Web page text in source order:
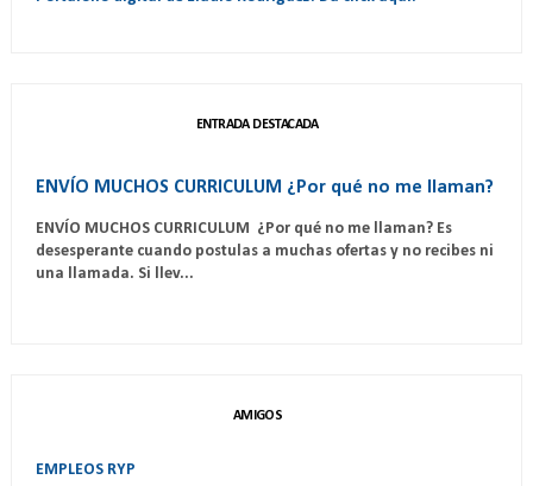
ENTRADA DESTACADA
ENVÍO MUCHOS CURRICULUM ¿Por qué no me llaman?
ENVÍO MUCHOS CURRICULUM ¿Por qué no me llaman? Es
desesperante cuando postulas a muchas ofertas y no recibes ni
una llamada. Si llev...
AMIGOS
EMPLEOS RYP